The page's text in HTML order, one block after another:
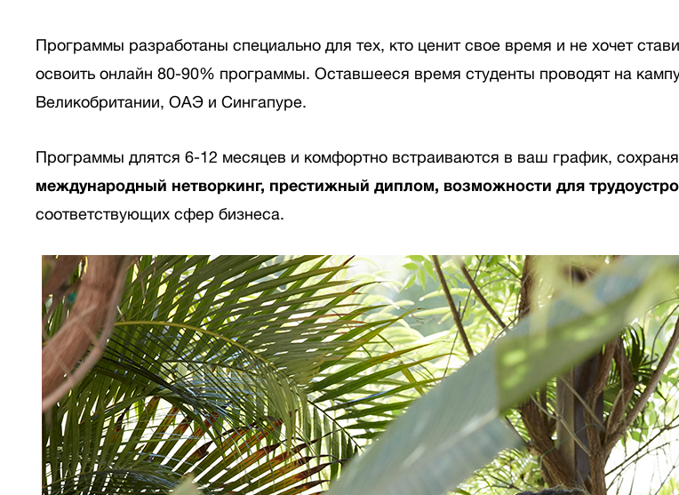
Программы разработаны специально для тех, кто ценит свое время и не хочет
освоить онлайн 80-90% программы. Оставшееся время студенты проводят на
Великобритании, ОАЭ и Сингапуре.
Программы длятся 6-12 месяцев и комфортно встраиваются в ваш график,
международный нетворкинг, престижный диплом, возможности для
соответствующих сфер бизнеса.